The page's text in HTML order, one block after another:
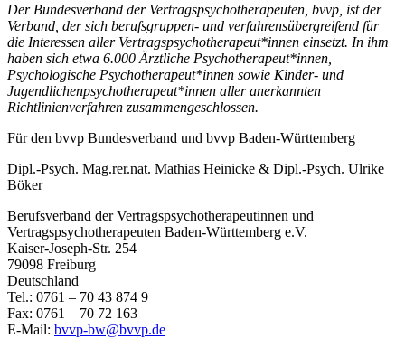
Der Bundesverband der Vertragspsychotherapeuten, bvvp, ist der
Verband, der sich berufsgruppen- und verfahrensübergreifend für
die Interessen aller Vertragspsychotherapeut*innen einsetzt. In ihm
haben sich etwa 6.000 Ärztliche Psychotherapeut*innen,
Psychologische Psychotherapeut*innen sowie Kinder- und
Jugendlichenpsychotherapeut*innen aller anerkannten
Richtlinienverfahren zusammengeschlossen.
Für den bvvp Bundesverband und bvvp Baden-Württemberg
Dipl.-Psych. Mag.rer.nat. Mathias Heinicke & Dipl.-Psych. Ulrike
Böker
Berufsverband der Vertragspsychotherapeutinnen und
Vertragspsychotherapeuten Baden-Württemberg e.V.
Kaiser-Joseph-Str. 254
79098 Freiburg
Deutschland
Tel.: 0761 – 70 43 874 9
Fax: 0761 – 70 72 163
E-Mail: bvvp-bw@bvvp.de